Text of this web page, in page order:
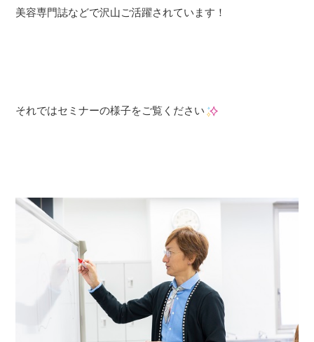
美容専門誌などで沢山ご活躍されています！
それではセミナーの様子をご覧ください